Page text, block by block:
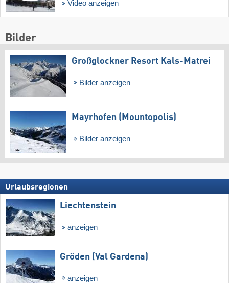
Video anzeigen
Bilder
Großglockner Resort Kals-Matrei
Bilder anzeigen
Mayrhofen (Mountopolis)
Bilder anzeigen
Urlaubsregionen
Liechtenstein
anzeigen
Gröden (Val Gardena)
anzeigen